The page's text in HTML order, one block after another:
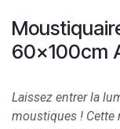
60x100cm
Laissez entrer la
moustiques ! Cette